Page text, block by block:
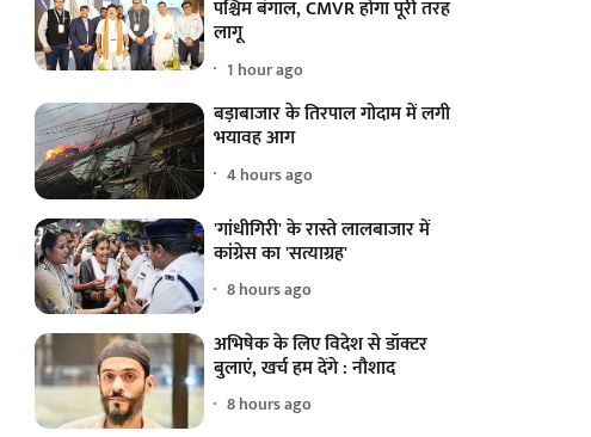
पश्चिम बंगाल, CMVR होगा पूरी तरह
लागू
1 hour ago
बड़ाबाजार के तिरपाल गोदाम में लगी
भयावह आग
4 hours ago
'गांधीगिरी' के रास्ते लालबाजार में
कांग्रेस का 'सत्याग्रह'
8 hours ago
अभिषेक के लिए विदेश से डॉक्टर
बुलाएं, खर्च हम देंगे : नौशाद
8 hours ago